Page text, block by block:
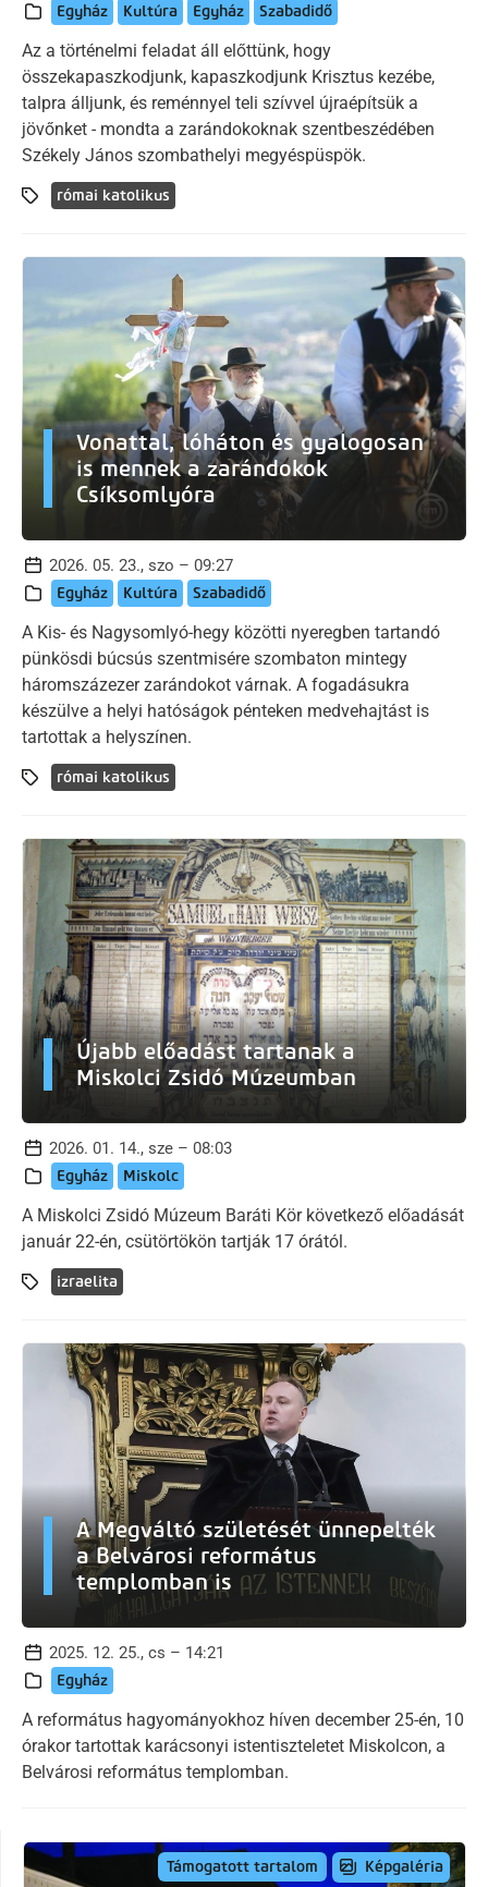
Egyház Kultúra Egyház Szabadidő
Az a történelmi feladat áll előttünk, hogy
összekapaszkodjunk, kapaszkodjunk Krisztus kezébe,
talpra álljunk, és reménnyel teli szívvel újraépítsük a
jövőnket - mondta a zarándokoknak szentbeszédében
Székely János szombathelyi megyéspüspök.
római katolikus
Vonattal, lóháton és gyalogosan
is mennek a zarándokok
Csíksomlyóra
2026. 05. 23., szo – 09:27
Egyház Kultúra Szabadidő
A Kis- és Nagysomlyó-hegy közötti nyeregben tartandó
pünkösdi búcsús szentmisére szombaton mintegy
háromszázezer zarándokot várnak. A fogadásukra
készülve a helyi hatóságok pénteken medvehajtást is
tartottak a helyszínen.
római katolikus
Újabb előadást tartanak a
Miskolci Zsidó Múzeumban
2026. 01. 14., sze – 08:03
Egyház Miskolc
A Miskolci Zsidó Múzeum Baráti Kör következő előadását
január 22-én, csütörtökön tartják 17 órától.
izraelita
A Megváltó születését ünnepelték
a Belvárosi református
templomban is
2025. 12. 25., cs – 14:21
Egyház
A református hagyományokhoz híven december 25-én, 10
órakor tartottak karácsonyi istentiszteletet Miskolcon, a
Belvárosi református templomban.
Támogatott tartalom Képgaléria